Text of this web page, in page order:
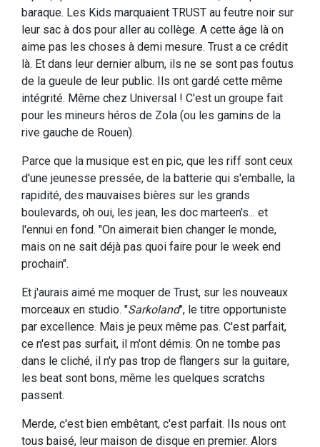
baraque. Les Kids marquaient TRUST au feutre noir sur
leur sac à dos pour aller au collège. A cette âge là on
aime pas les choses à demi mesure. Trust a ce crédit
là. Et dans leur dernier album, ils ne se sont pas foutus
de la gueule de leur public. Ils ont gardé cette même
intégrité. Même chez Universal ! C'est un groupe fait
pour les mineurs héros de Zola (ou les gamins de la
rive gauche de Rouen).
Parce que la musique est en pic, que les riff sont ceux
d'une jeunesse pressée, de la batterie qui s'emballe, la
rapidité, des mauvaises bières sur les grands
boulevards, oh oui, les jean, les doc marteen's... et
l'ennui en fond. "On aimerait bien changer le monde,
mais on ne sait déjà pas quoi faire pour le week end
prochain".
Et j'aurais aimé me moquer de Trust, sur les nouveaux
morceaux en studio. "Sarkoland", le titre opportuniste
par excellence. Mais je peux même pas. C'est parfait,
ce n'est pas surfait, il m'ont démis. On ne tombe pas
dans le cliché, il n'y pas trop de flangers sur la guitare,
les beat sont bons, même les quelques scratchs
passent.
Merde, c'est bien embêtant, c'est parfait. Ils nous ont
tous baisé, leur maison de disque en premier. Alors